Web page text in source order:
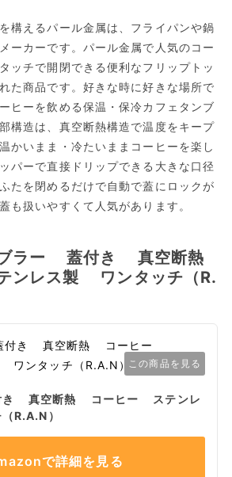
構えるパール金属は、フライパンや鍋
ーカーです。パール金属で人気のコー
ッチで開閉できる便利なフリップトッ
た商品です。好きな時に好きな場所で
ヒーを飲める保温・保冷カフェタンブ
構造は、真空断熱構造で温度をキープ
かいまま・冷たいままコーヒーを楽し
パーで直接ドリップできる大きな口径
たを閉めるだけで自動で蓋にロックが
も扱いやすくて人気があります。
ラー 蓋付き 真空断熱
ンレス製 ワンタッチ（R.
この商品を見る
き 真空断熱 コーヒー ステンレ
R.A.N）
で詳細を見る